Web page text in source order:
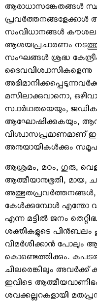
ആരാധാസങ്കേതങ്ങള്‍
പ്രവര്‍ത്തനങ്ങളേക്കാള്‍
സംവിധാനങ്ങള്‍
ആശയപ്രചാരണം
സംഘങ്ങള്‍ ശ്രദ്ധ
ദൈവവിശ്വാസികളെന്നു
മസിലാക്കുവാനൊ,
സ്വാര്‍ഥതയെയും,
ആഘോഷിക്കുകയും,
വിശ്വാസപ്രമാണമാണ്
അനുയായികള്‍ക്കും
ആശ്രമം, മഠം, ഗുരു,
ആത്മീയാനുഭൂതി, മായ,
അത്ഭുതപ്രവര്‍ത്തനങ്ങള്‍,
കേള്‍ക്കുമ്പോള്‍ എന്തോ
എന്ന മട്ടില്‍ ജനം
ശക്തികളുടെ പിന്‍ബലം
വിമര്‍ശിക്കാന്‍ പോലും
കൊണ്ടെത്തിക്കും.
ചിലരെങ്കിലും അവര്‍ക്ക്
ഇവിടെ
ശവക്കല്ലറകളായി